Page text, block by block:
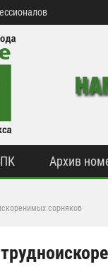
Архив
сорняков